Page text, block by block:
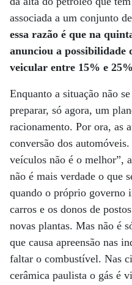
associada a um conjunto
essa razão é que na
anunciou a possibilidade
veicular entre 15% e
Enquanto a situação não
preparar, só agora, um
racionamento. Por ora, as
conversão dos
veículos não é o melhor”,
não é mais verdade o que
quando o próprio governo
carros e os donos de
novas plantas. Mas não é
que causa apreensão nas
faltar o combustível. Nas
cerâmica paulista o gás é